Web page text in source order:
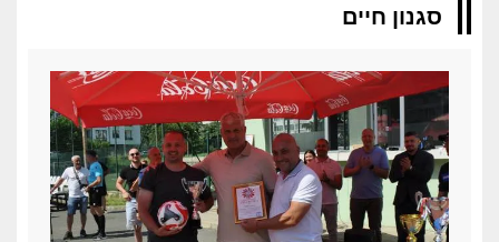
סגנון חיים